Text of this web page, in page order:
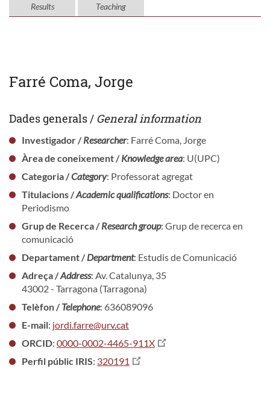
Results
Teaching
Farré Coma, Jorge
Dades generals / General information
Investigador /Researcher: Farré Coma, Jorge
Àrea de coneixement /Knowledge area: U(UPC)
Categoria /Category: Professorat agregat
Titulacions /Academic qualifications: Doctor en
Periodismo
Grup de Recerca /Research group: Grup de recerca en
comunicació
Departament /Department: Estudis de Comunicació
Adreça /Address: Av. Catalunya, 35
43002 - Tarragona (Tarragona)
Telèfon /Telephone: 636089096
E-mail: jordi.farre@urv.cat
ORCID: 0000-0002-4465-911X
Perfil públic IRIS: 320191